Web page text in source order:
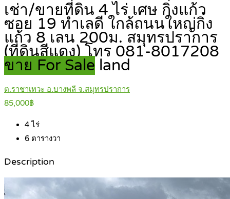
เช่า/ขายที่ดิน 4 ไร่ เศษ กิ่งแก้ว
ซอย 19 ทำเลดี ใกล้ถนนใหญ่กิ่ง
แก้ว 8 เลน 200ม. สมุทรปราการ
(ที่ดินสีแดง) โทร 081-8017208
ขาย For Sale land
ต.ราชาเทวะ อ.บางพลี จ.สมุทรปราการ
85,000฿
4ไร่
6 ตารางวา
Description